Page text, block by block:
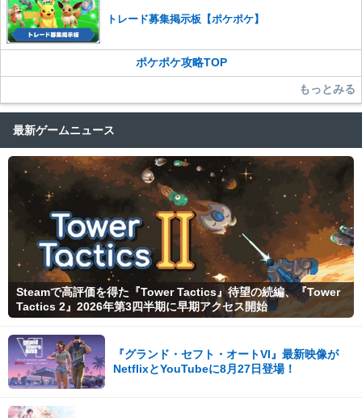
トレード募集掲示板【ポケポケ】
ポケポケ攻略TOP
もっとみる
最新ゲームニュース
Steamで高評価を得た『Tower Tactics』待望の続編、『Tower
Tactics 2』2026年第3四半期に早期アクセス開始
『グランド・セフト・オートVI』最新映像が
NetflixとYouTubeに8月27日登場！